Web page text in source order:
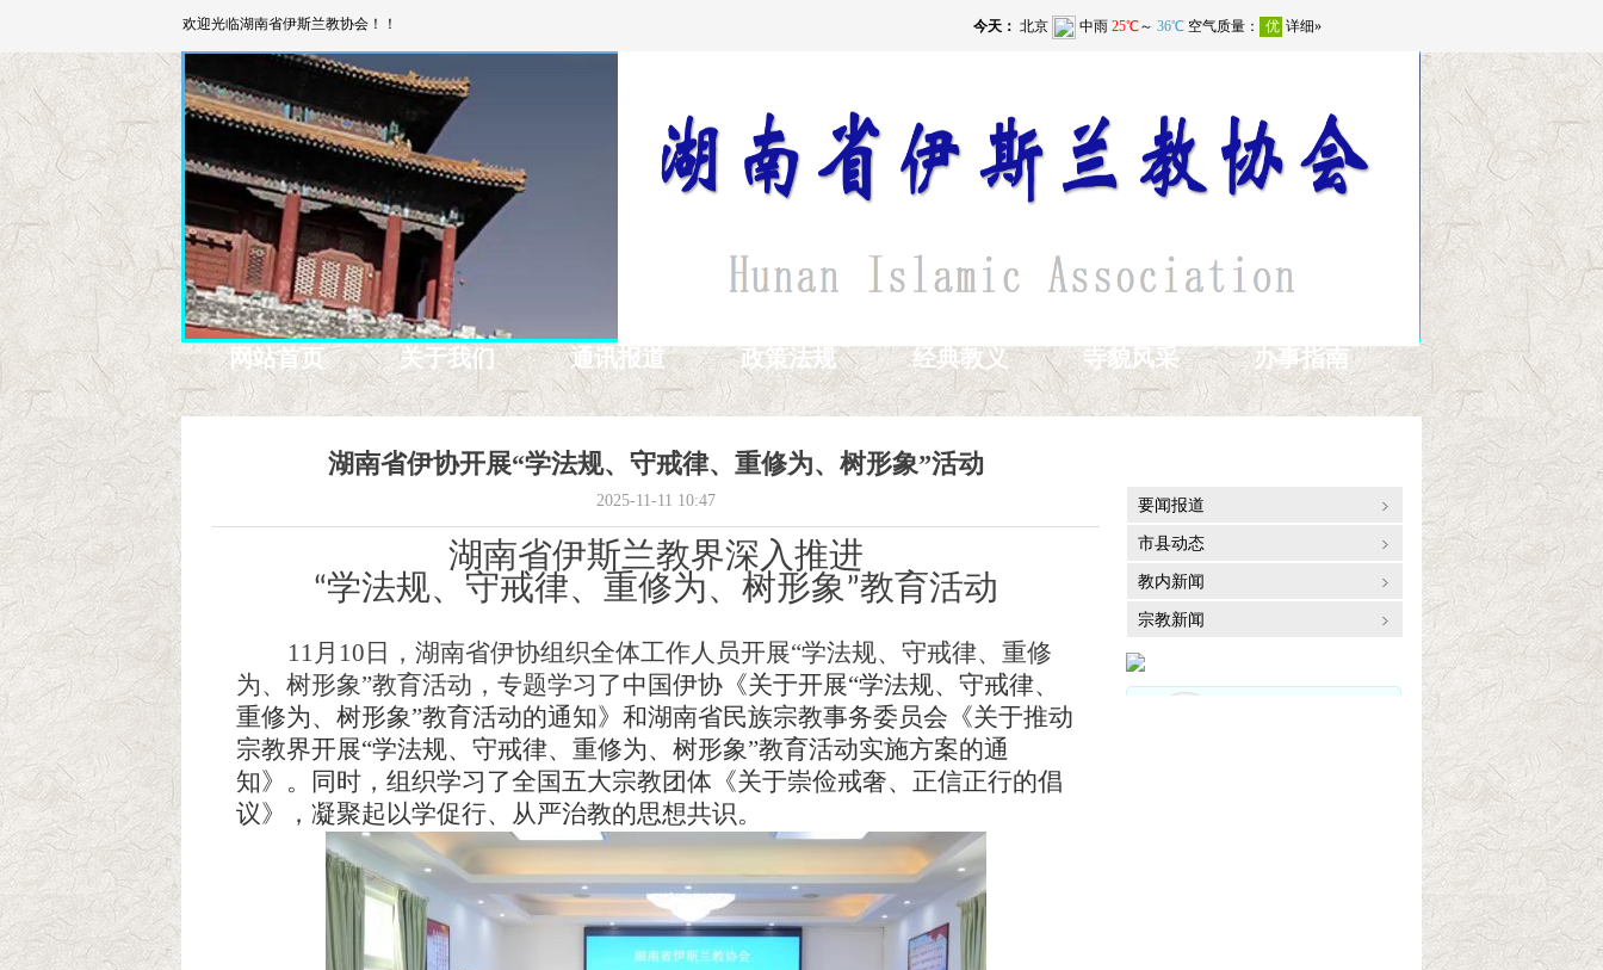
欢迎光临湖南省伊斯兰教协会！！
网站首页 关于我们 通讯报道 政策法规 经典教义 寺貌风采 办事指南
要闻报道
市县动态
教内新闻
宗教新闻
湖南省伊协开展“学法规、守戒律、重修为、树形象”活动
2025-11-11 10:47
湖南省伊斯兰教界深入推进
“学法规、守戒律、重修为、树形象”教育活动
11月10日，湖南省伊协组织全体工作人员开展“学法规、守戒律、重修
为、树形象”教育活动 ，专题学习了中国伊协《关于开展“学法规、守戒律、
重修为、树形象”教育活动的通知》和湖南省民族宗教事务委员会 《关于推动
宗教界开展“学法规、守戒律、重修为、树形象”教育活动实施方案的通
知》 。同时，组织学习了全国五大宗教团体《关于崇俭戒奢、正信正行的倡
议》，凝聚起以学促行、从严治教的思想共识。